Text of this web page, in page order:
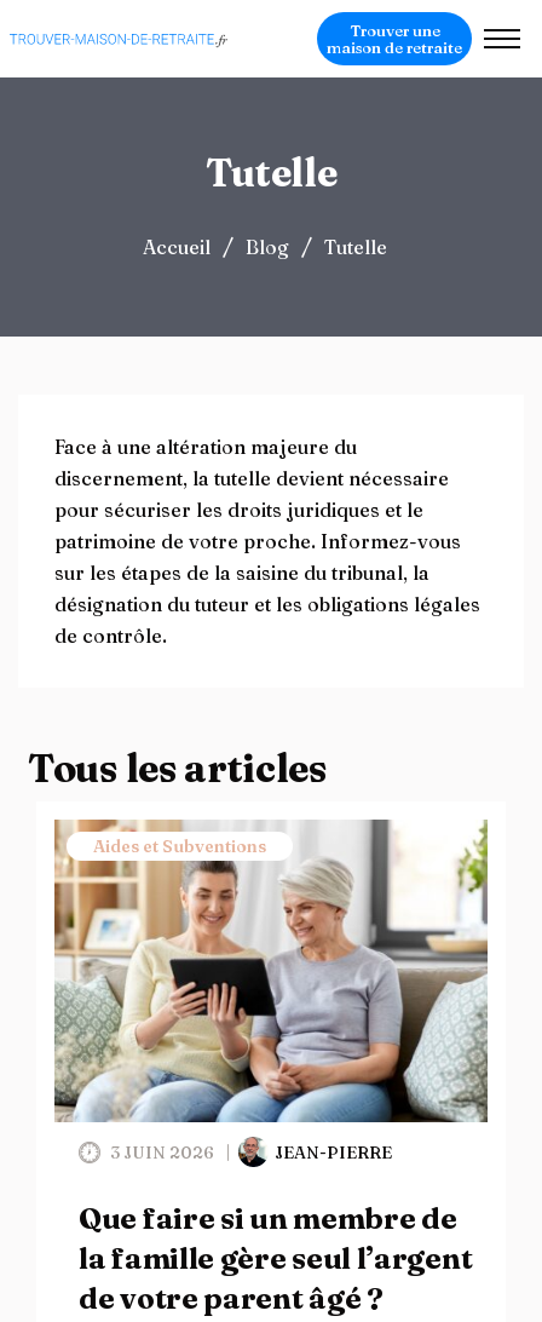
Trouver une
maison de retraite
Tutelle
Accueil / Blog / Tutelle
Face à une altération majeure du
discernement, la tutelle devient nécessaire
pour sécuriser les droits juridiques et le
patrimoine de votre proche. Informez-vous
sur les étapes de la saisine du tribunal, la
désignation du tuteur et les obligations légales
de contrôle.
Tous les articles
Aides et Subventions
3 JUIN 2026 JEAN-PIERRE
Que faire si un membre de
la famille gère seul l’argent
de votre parent âgé ?